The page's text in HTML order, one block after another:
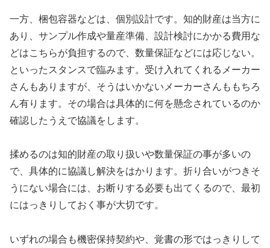
一方、梱包容器などは、個別設計です。知的財産は当方に
あり、サンプル作成や量産準備、設計検討にかかる費用な
どはこちらが負担するので、数量保証などには応じない。
といったスタンスで臨みます。受け入れてくれるメーカー
さんもありますが、そうはいかないメーカーさんももちろ
ん有ります。その場合は具体的に何を懸念されているのか
確認したうえで協議をします。
揉めるのは知的財産の取り扱いや数量保証の事が多いの
で、具体的に協議し解決をはかります。折り合いがつきそ
うにない場合には、お断りする必要も出てくるので、最初
にはっきりしておく事が大切です。
いずれの場合も機密保持契約や、覚書の形ではっきりして